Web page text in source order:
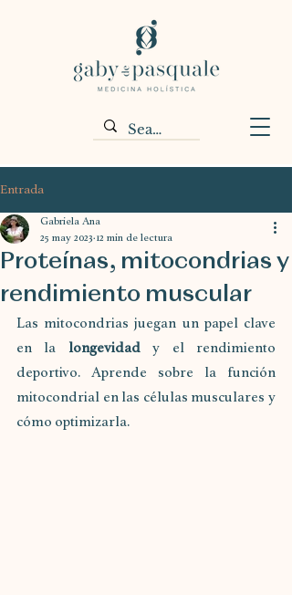
Entrada
Proteínas, mitocondrias y
rendimiento muscular
Gabriela Ana
25 may 2023 12 min de lectura
Las mitocondrias juegan un papel clave
en la longevidad y el rendimiento
deportivo. Aprende sobre la función
mitocondrial en las células musculares y
cómo optimizarla.